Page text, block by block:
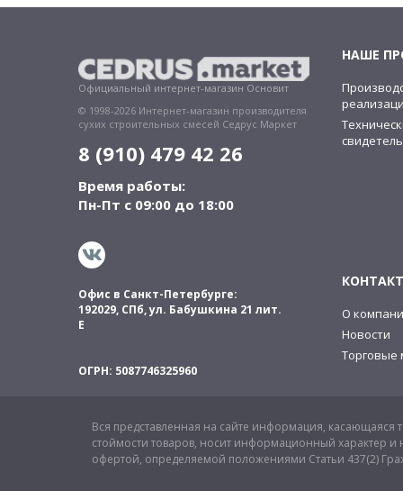
Официальный интернет-магазин Основит
© 1998-2026 Интернет-магазин производителя
сухих строительных смесей Седрус Маркет
8 (910) 479 42 26
Время работы:
Пн-Пт с 09:00 до 18:00
Офис в Санкт-Петербурге:
192029, СПб, ул. Бабушкина 21 лит.
Е
ОГРН: 5087746325960
НАШЕ
О
Новости
Торговые
Вся представленная на сайте информация, касающаяся
стоймости товаров, носит информационный характер и
офертой, определяемой положениями Статьи 437(2)